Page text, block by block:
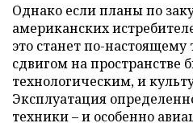
Однако если планы по
американских
это станет по-
сдвигом на пространстве
технологическим, и
Эксплуатация
техники – и особенно